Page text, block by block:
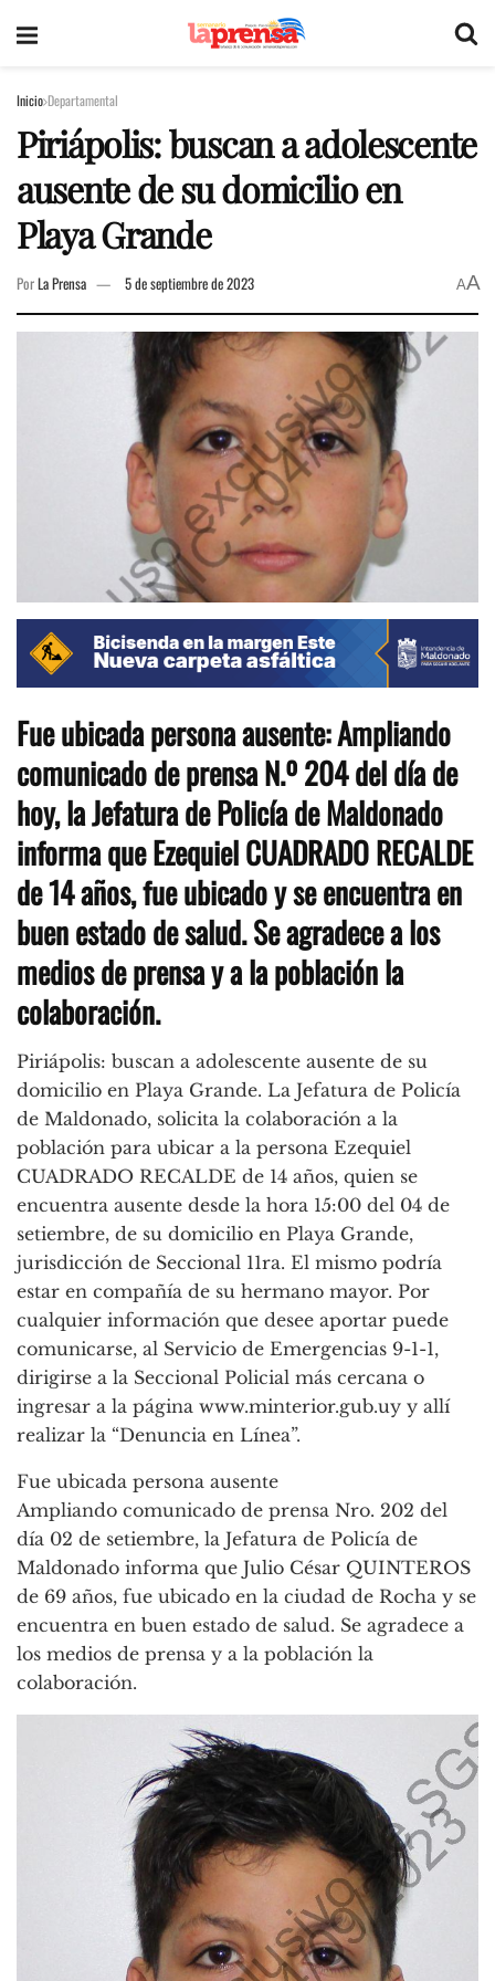
Inicio Departamental
Piriápolis: buscan a adolescente
ausente de su domicilio en
Playa Grande
PorLa Prensa 5 de septiembre de 2023 AA
Fue ubicada persona ausente: Ampliando
comunicado de prensa N.º 204 del día de
hoy, la Jefatura de Policía de Maldonado
informa que Ezequiel CUADRADO RECALDE
de 14 años, fue ubicado y se encuentra en
buen estado de salud. Se agradece a los
medios de prensa y a la población la
colaboración.
Piriápolis: buscan a adolescente ausente de su
domicilio en Playa Grande. La Jefatura de Policía
de Maldonado, solicita la colaboración a la
población para ubicar a la persona Ezequiel
CUADRADO RECALDE de 14 años, quien se
encuentra ausente desde la hora 15:00 del 04 de
setiembre, de su domicilio en Playa Grande,
jurisdicción de Seccional 11ra. El mismo podría
estar en compañía de su hermano mayor. Por
cualquier información que desee aportar puede
comunicarse, al Servicio de Emergencias 9-1-1,
dirigirse a la Seccional Policial más cercana o
ingresar a la página www.minterior.gub.uy y allí
realizar la “Denuncia en Línea”.
Fue ubicada persona ausente
Ampliando comunicado de prensa Nro. 202 del
día 02 de setiembre, la Jefatura de Policía de
Maldonado informa que Julio César QUINTEROS
de 69 años, fue ubicado en la ciudad de Rocha y se
encuentra en buen estado de salud. Se agradece a
los medios de prensa y a la población la
colaboración.